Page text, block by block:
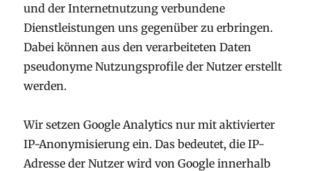
und der Internetnutzung verbundene
Dienstleistungen uns gegenüber zu erbringen.
Dabei können aus den verarbeiteten Daten
pseudonyme Nutzungsprofile der Nutzer erstellt
werden.
Wir setzen Google Analytics nur mit aktivierter
IP-Anonymisierung ein. Das bedeutet, die IP-
Adresse der Nutzer wird von Google innerhalb